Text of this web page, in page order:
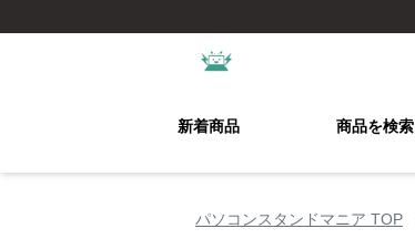
新着商品 商品を検索
パソコンスタンドマニア TOP